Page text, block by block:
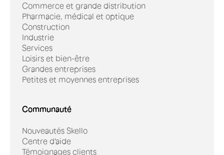
Commerce et grande distribution
Pharmacie, médical et optique
Construction
Industrie
Services
Loisirs et bien-être
Grandes entreprises
Petites et moyennes entreprises
Communauté
Nouveautés Skello
Centre d'aide
Témoignages clients